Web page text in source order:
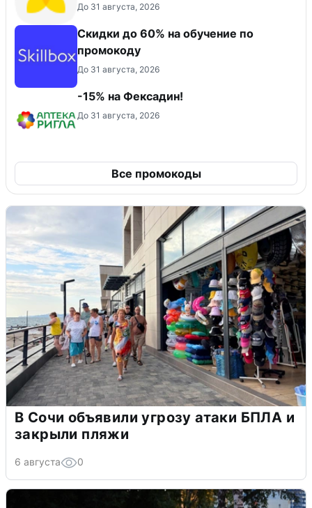
До 31 августа, 2026
Скидки до 60% на обучение по
промокоду
До 31 августа, 2026
-15% на Фексадин!
До 31 августа, 2026
Все промокоды
В Сочи объявили угрозу атаки БПЛА и
закрыли пляжи
6 августа 0